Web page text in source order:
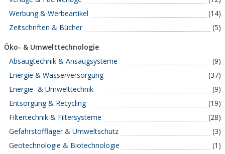
Werbung & Werbeartikel
(14)
Zeitschriften & Bücher
(5)
Öko- & Umwelttechnologie
Absaugtechnik & Ansaugsysteme
(9)
Energie & Wasserversorgung
(37)
Energie- & Umwelttechnik
(9)
Entsorgung & Recycling
(19)
Filtertechnik & Filtersysteme
(28)
Gefahrstofflager & Umweltschutz
(3)
Geotechnologie & Biotechnologie
(1)